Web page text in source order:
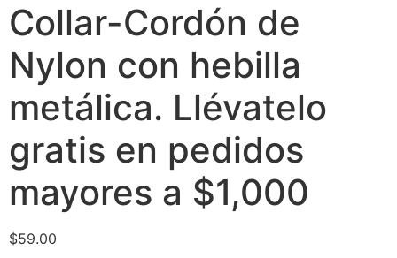
Collar-Cordón de
Nylon con hebilla
metálica. Llévatelo
gratis en pedidos
mayores a $1,000
$59.00